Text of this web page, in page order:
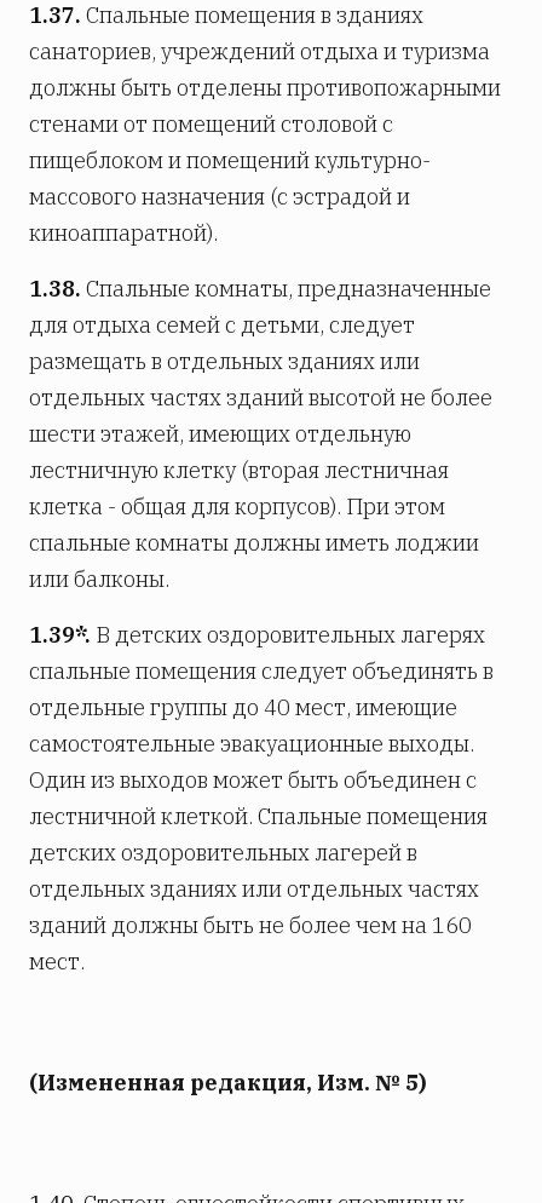
1.37. Спальные помещения в зданиях
санаториев, учреждений отдыха и туризма
должны быть отделены противопожарными
стенами от помещений столовой с
пищеблоком и помещений культурно-
массового назначения (с эстрадой и
киноаппаратной).
1.38. Спальные комнаты, предназначенные
для отдыха семей с детьми, следует
размещать в отдельных зданиях или
отдельных частях зданий высотой не более
шести этажей, имеющих отдельную
лестничную клетку (вторая лестничная
клетка - общая для корпусов). При этом
спальные комнаты должны иметь лоджии
или балконы.
1.39*. В детских оздоровительных лагерях
спальные помещения следует объединять в
отдельные группы до 40 мест, имеющие
самостоятельные эвакуационные выходы.
Один из выходов может быть объединен с
лестничной клеткой. Спальные помещения
детских оздоровительных лагерей в
отдельных зданиях или отдельных частях
зданий должны быть не более чем на 160
мест.
(Измененная редакция, Изм. № 5)